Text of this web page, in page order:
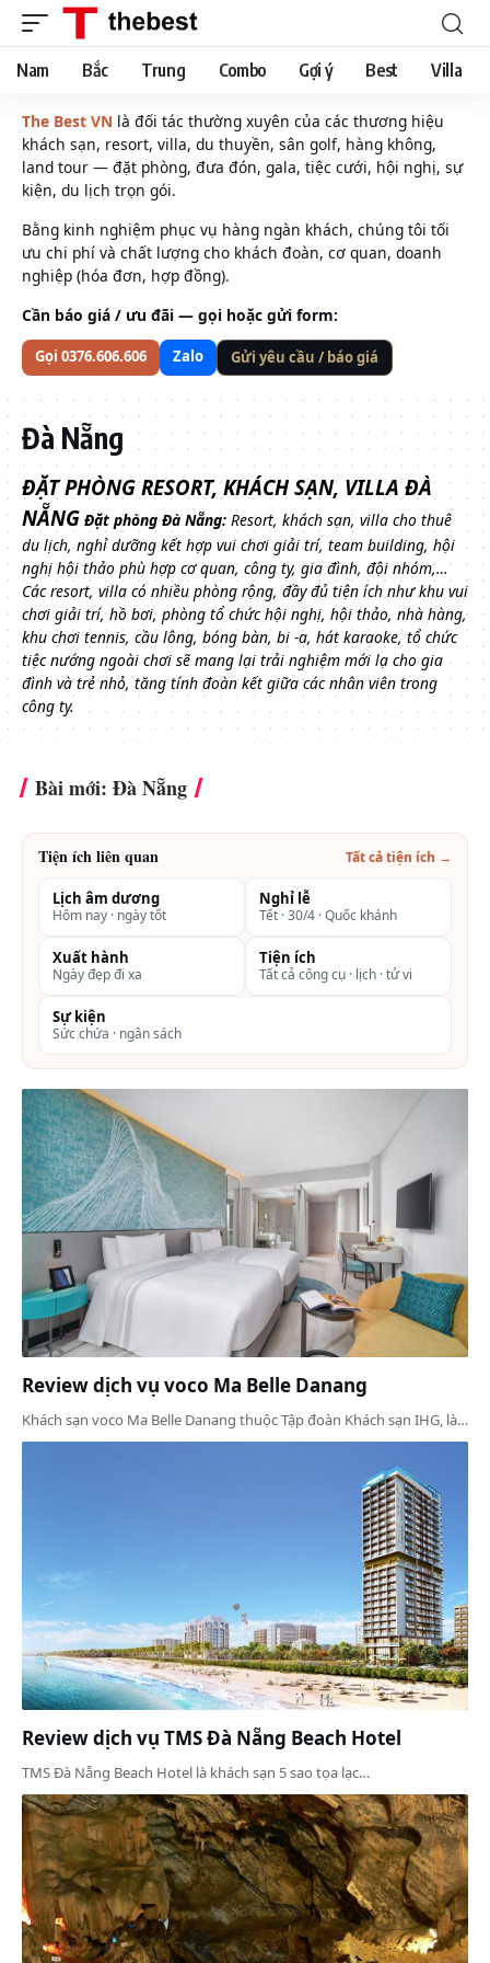
Nam Bắc Trung Combo Gợi ý Best Villa
The Best VN là đối tác thường xuyên của các thương hiệu
khách sạn, resort, villa, du thuyền, sân golf, hàng không,
land tour — đặt phòng, đưa đón, gala, tiệc cưới, hội nghị, sự
kiện, du lịch trọn gói.
Bằng kinh nghiệm phục vụ hàng ngàn khách, chúng tôi tối
ưu chi phí và chất lượng cho khách đoàn, cơ quan, doanh
nghiệp (hóa đơn, hợp đồng).
Cần báo giá / ưu đãi — gọi hoặc gửi form:
Gọi 0376.606.606 Zalo Gửi yêu cầu / báo giá
Đà Nẵng
ĐẶT PHÒNG RESORT, KHÁCH SẠN, VILLA ĐÀ
NẴNG Đặt phòng Đà Nẵng: Resort, khách sạn, villa cho thuê
du lịch, nghỉ dưỡng kết hợp vui chơi giải trí, team building, hội
nghị hội thảo phù hợp cơ quan, công ty, gia đình, đội nhóm,…
Các resort, villa có nhiều phòng rộng, đầy đủ tiện ích như khu vui
chơi giải trí, hồ bơi, phòng tổ chức hội nghị, hội thảo, nhà hàng,
khu chơi tennis, cầu lông, bóng bàn, bi -a, hát karaoke, tổ chức
tiệc nướng ngoài chơi sẽ mang lại trải nghiệm mới lạ cho gia
đình và trẻ nhỏ, tăng tính đoàn kết giữa các nhân viên trong
công ty.
Bài mới: Đà Nẵng
Tiện ích liên quan Tất cả tiện ích →
Lịch âm dương
Hôm nay · ngày tốt
Nghỉ lễ
Tết · 30/4 · Quốc khánh
Xuất hành
Ngày đẹp đi xa
Tiện ích
Tất cả công cụ · lịch · tử vi
Sự kiện
Sức chứa · ngân sách
Review dịch vụ voco Ma Belle Danang
Khách sạn voco Ma Belle Danang thuộc Tập đoàn Khách sạn IHG, là…
Review dịch vụ TMS Đà Nẵng Beach Hotel
TMS Đà Nẵng Beach Hotel là khách sạn 5 sao tọa lạc…